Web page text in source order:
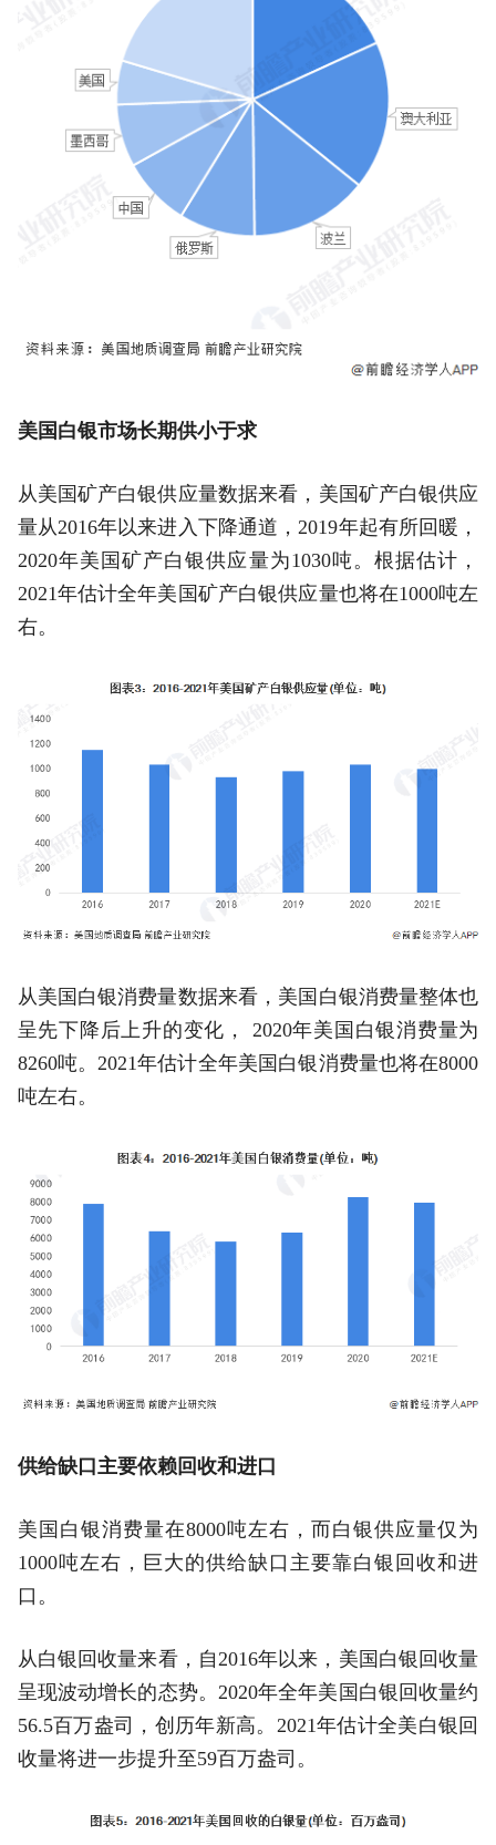
美国白银市场长期供小于求
从美国矿产白银供应量数据来看，美国矿产白银供应
量从2016年以来进入下降通道，2019年起有所回暖，
2020年美国矿产白银供应量为1030吨。根据估计，
2021年估计全年美国矿产白银供应量也将在1000吨左
右。
从美国白银消费量数据来看，美国白银消费量整体也
呈先下降后上升的变化， 2020年美国白银消费量为
8260吨。2021年估计全年美国白银消费量也将在8000
吨左右。
供给缺口主要依赖回收和进口
美国白银消费量在8000吨左右，而白银供应量仅为
1000吨左右，巨大的供给缺口主要靠白银回收和进
口。
从白银回收量来看，自2016年以来，美国白银回收量
呈现波动增长的态势。2020年全年美国白银回收量约
56.5百万盎司，创历年新高。2021年估计全美白银回
收量将进一步提升至59百万盎司。